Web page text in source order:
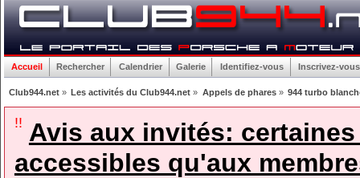
Accueil Rechercher Calendrier Galerie Identifiez-vous Inscrivez-vous
Club944.net» Les activités du Club944.net » Appels de phares» 944 turbo
!! Avis aux invités:
accessibles qu'aux